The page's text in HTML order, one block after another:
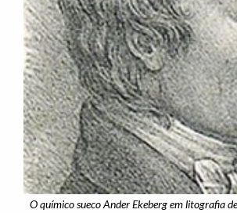
O químico sueco Ander Ekeberg em litografia